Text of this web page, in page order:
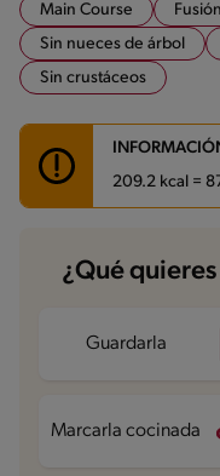
Main Course Fusión
Sin nueces de árbol
Sin crustáceos
209.2 kcal =
Carbohidratos
Energía
Proteína
Grasas
¿Qué
Guardarla
Marcarla cocinada